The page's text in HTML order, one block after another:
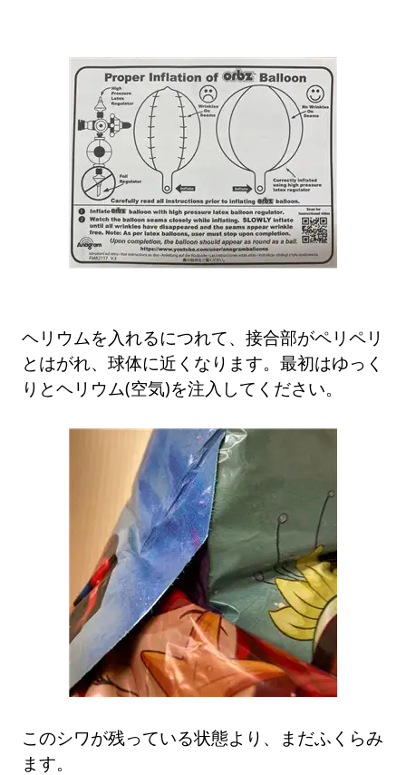
ヘリウムを入れるにつれて、接合部がペリペリ
とはがれ、球体に近くなります。最初はゆっく
りとヘリウム(空気)を注入してください。
このシワが残っている状態より、まだふくらみ
ます。